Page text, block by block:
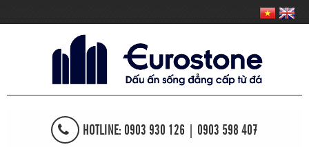
HOTLINE: 0903 930 126 | 0903 598 407